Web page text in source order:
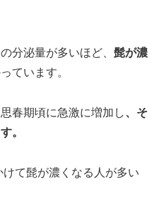
分泌量が多いほど、 髭が濃
ています。
思春期頃に急激に増加し、そ
。
て髭が濃くなる人が多い